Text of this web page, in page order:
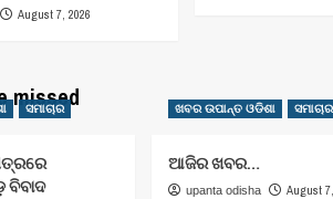
August 7, 2026
missed
ସମାଚାର
ବିବାଦ
ଖବର ଉପାନ୍ତ ଓଡିଶା ସମାଚାର
ଆଜିର ଖବର…
upanta odisha August